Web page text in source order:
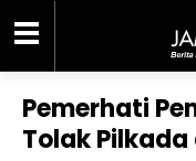
Pemerhati
Tolak Pilkada